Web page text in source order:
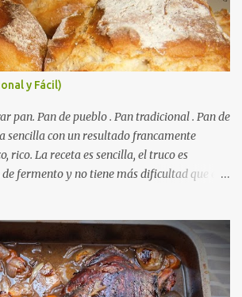
y Fácil)
pan. Pan de pueblo . Pan tradicional . Pan de
sencilla con un resultado francamente
rico. La receta es sencilla, el truco es
fermento y no tiene más dificultad que esa
como tostas o picatostes.
un Pan Casero: 850 Gr de Harina . 550 Gr de
más o menos 50 Gr. ( preguntad en
levaduras más potentes) Una cucharadita de